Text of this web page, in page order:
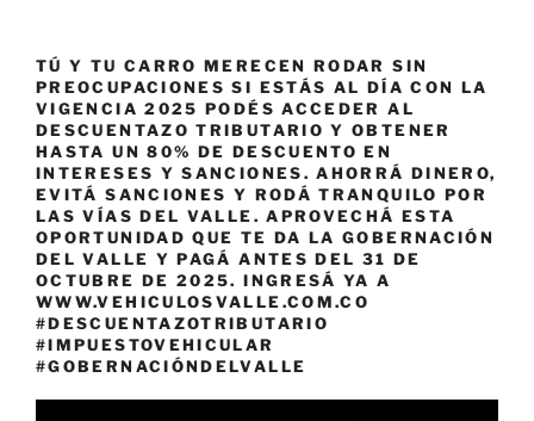
TÚ Y TU CARRO MERECEN RODAR SIN
PREOCUPACIONES SI ESTÁS AL DÍA CON LA
VIGENCIA 2025 PODÉS ACCEDER AL
DESCUENTAZO TRIBUTARIO Y OBTENER
HASTA UN 80% DE DESCUENTO EN
INTERESES Y SANCIONES. AHORRÁ DINERO,
EVITÁ SANCIONES Y RODÁ TRANQUILO POR
LAS VÍAS DEL VALLE. APROVECHÁ ESTA
OPORTUNIDAD QUE TE DA LA GOBERNACIÓN
DEL VALLE Y PAGÁ ANTES DEL 31 DE
OCTUBRE DE 2025. INGRESÁ YA A
WWW.VEHICULOSVALLE.COM.CO
#DESCUENTAZOTRIBUTARIO
#IMPUESTOVEHICULAR
#GOBERNACIÓNDELVALLE